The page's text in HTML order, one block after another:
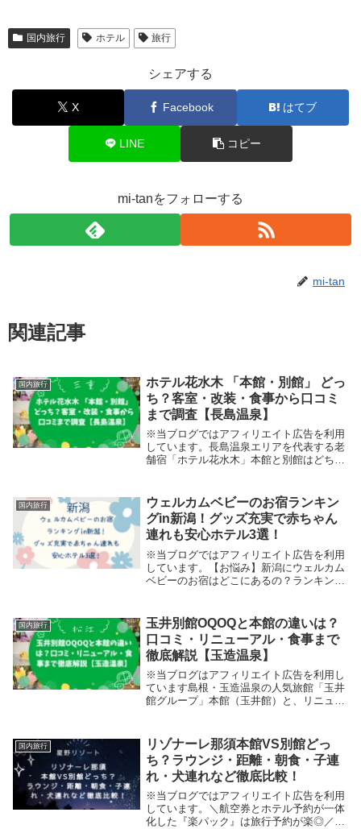
国内旅行 ホテル 旅行
シェアする
X Facebook はてブ
LINE コピー
mi-tanをフォローする
mi-tan
関連記事
国内旅行
ホテル花水木 「本館・別館」 どっ
ち？客室・改装・食事から口コミ
まで調査【長島温泉】
※当ブログではアフィリエイト広告を利用
しています。長島温泉エリアを代表する老
舗宿「ホテル花水木」本館と別館はどちら
よ。この記事では主要ポイントをわかりや
すく比較し、「...
国内旅行
ウェルカムベビーのお宿ランキン
グin新潟！グッズ充実で赤ちゃん
連れも安心ホテル3選！
※当ブログではアフィリエイト広告を利用
しています。【お悩み】新潟にウェルカム
ベビーのお宿はどこにあるの？ランキング
「ベビーグッズは持参しないといけない
の？」と不安にな...
国内旅行
玉井別館OQOQと本館の違いは？
口コミ・リニューアル・食事まで
徹底解説【玉造温泉】
※当ブログはアフィリエイト広告を利用し
ています島根・玉造温泉の人気旅館「玉井
館グループ」本館（玉井館）と、リニュー
の？」「違いは何？」と迷いますよね。
特に、別館はオー...
国内旅行
リゾナーレ那須本館VS別館どっ
ち？ラウンジ・距離・朝食・子連
れ・犬連れなど徹底比較！
※当ブログではアフィリエイト広告を利用
しています。＼航空券とホテル予約が一体
化した『楽パック』は旅行予約が楽◎／那